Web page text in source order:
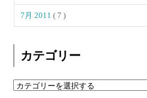
7月 2011( 7 )
カテゴリー